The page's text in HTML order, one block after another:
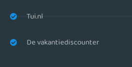
Tui.nl
De vakantiediscounter